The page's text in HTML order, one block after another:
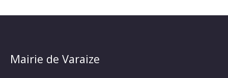
Mairie de Varaize